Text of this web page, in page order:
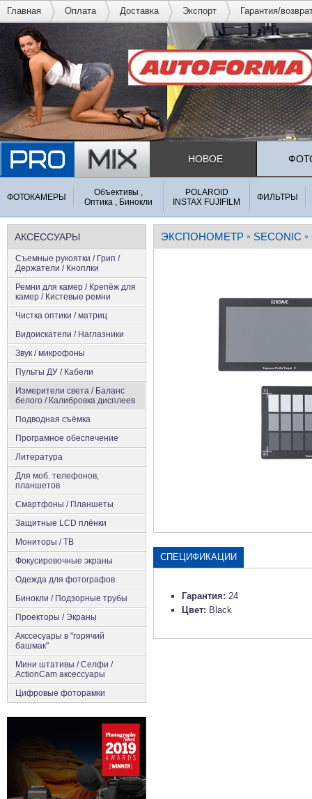
Главная Оплата Доставка Экспорт Гарантия/
НОВОЕ
ФОТОКАМЕРЫ
Объективы ,
Оптика , Бинокли
POLAROID
INSTAX FUJIFILM
ФИЛЬТРЫ
АКСЕССУАРЫ
Съемные рукоятки / Грип /
Держатели / Кноплки
Ремни для камер / Крепёж для
камер / Кистевые ремни
Чистка оптики / матриц
Видоискатели / Наглазники
Звук / микрофоны
Пульты ДУ / Кабели
Измерители света / Баланс
белого / Калибровка дисплеев
Подводная съёмка
Програмное обеспечение
Литература
Для моб. телефонов,
планшетов
Смартфоны / Планшеты
Защитные LCD плёнки
Мониторы / ТВ
Фокусировочные экраны
Одежда для фотографов
Бинокли / Подзорные трубы
Проекторы / Экраны
Акссесуары в "горячий
башмак"
Мини штативы / Селфи /
ActionCam аксессуары
Цифровые фоторамки
ЭКСПОНОМЕТР » SECONIC »
СПЕЦИФИКАЦИИ
Гарантия: 24
Цвет: Black